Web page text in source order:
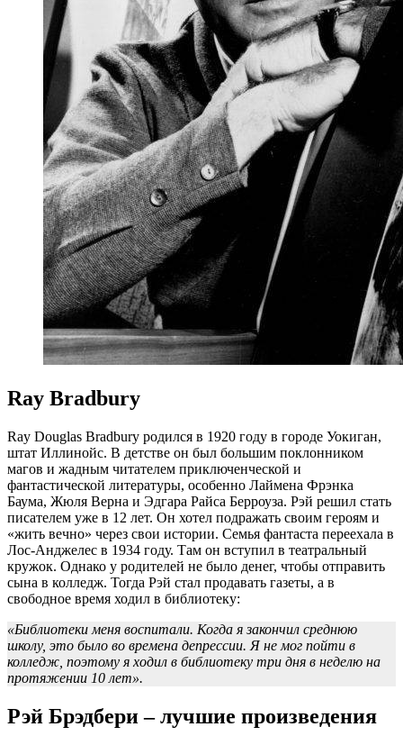
Ray Bradbury
Ray Douglas Bradbury родился в 1920 году в городе Уокиган,
штат Иллинойс. В детстве он был большим поклонником
магов и жадным читателем приключенческой и
фантастической литературы, особенно Лаймена Фрэнка
Баума, Жюля Верна и Эдгара Райса Берроуза. Рэй решил стать
писателем уже в 12 лет. Он хотел подражать своим героям и
«жить вечно» через свои истории. Семья фантаста переехала в
Лос-Анджелес в 1934 году. Там он вступил в театральный
кружок. Однако у родителей не было денег, чтобы отправить
сына в колледж. Тогда Рэй стал продавать газеты, а в
свободное время ходил в библиотеку:
«Библиотеки меня воспитали. Когда я закончил среднюю
школу, это было во времена депрессии. Я не мог пойти в
колледж, поэтому я ходил в библиотеку три дня в неделю на
протяжении 10 лет».
Рэй Брэдбери – лучшие произведения